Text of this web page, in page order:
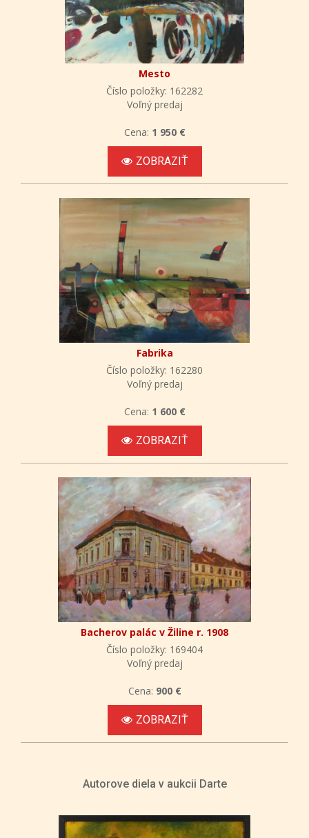
Mesto
Číslo položky: 162282
Voľný predaj
Cena: 1 950 €
ZOBRAZIŤ
Fabrika
Číslo položky: 162280
Voľný predaj
Cena: 1 600 €
ZOBRAZIŤ
Bacherov palác v Žiline r. 1908
Číslo položky: 169404
Voľný predaj
Cena: 900 €
ZOBRAZIŤ
Autorove diela v aukcii Darte